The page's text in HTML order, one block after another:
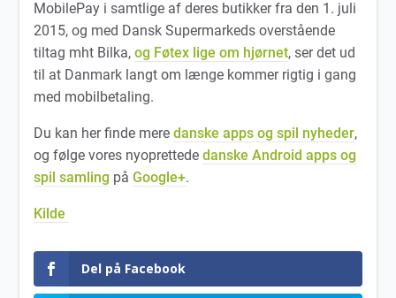
MobilePay i samtlige af deres butikker fra den 1. juli
2015, og med Dansk Supermarkeds overstående
tiltag mht Bilka,og Føtex lige om hjørnet, ser det ud
til at Danmark langt om længe kommer rigtig i gang
med mobilbetaling.
Du kan her finde meredanske apps og spil nyheder,
og følge vores nyoprettededanske Android apps og
spil samling påGoogle+.
Kilde
Del på Facebook